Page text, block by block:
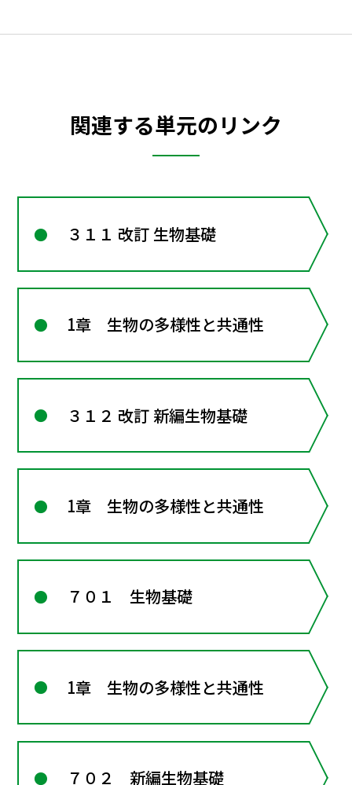
関連する単元のリンク
３１１ 改訂 生物基礎
1章 生物の多様性と共通性
３１２ 改訂 新編生物基礎
1章 生物の多様性と共通性
７０１ 生物基礎
1章 生物の多様性と共通性
７０２ 新編生物基礎